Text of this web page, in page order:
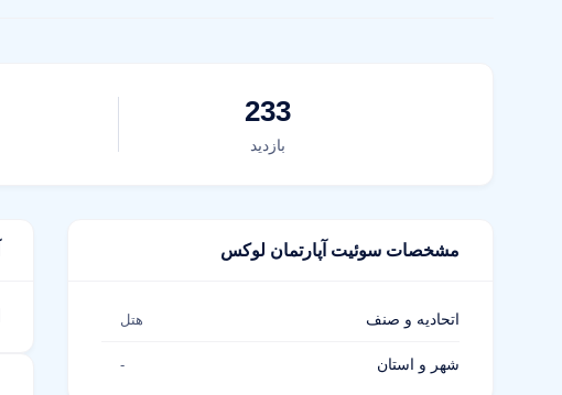
233
بازدید
مشخصات سوئیت آپارتمان لوکس
اتحادیه و صنف هتل
شهر و استان -